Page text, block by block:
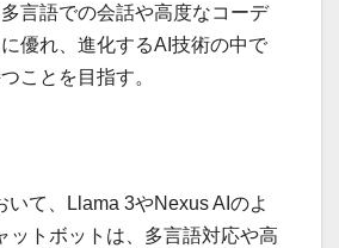
言語での会話や高度なコーデ
優れ、進化するAI技術の中で
ことを目指す。
いて、Llama 3やNexus AIのよ
ットボットは、多言語対応や高